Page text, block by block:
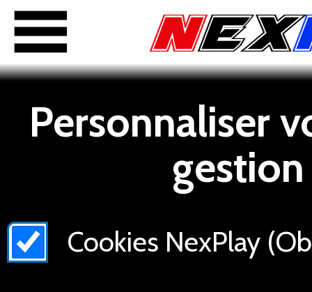
Personnaliser
Cookies NexPlay